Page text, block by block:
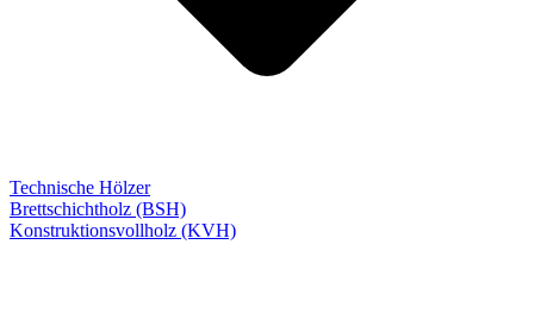
Technische Hölzer
Brettschichtholz (BSH)
Konstruktionsvollholz (KVH)